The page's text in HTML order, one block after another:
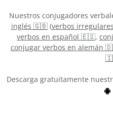
Nuestros conjugadores
inglés 🇬🇧(verbos irregulares
verbos en español 🇪🇸,
conjugar verbos en alemán
Descarga gratuitamente